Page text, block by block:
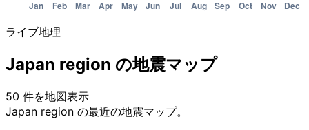
ライブ地理
Japan region の地震マップ
50 件を地図表示
Japan region の最近の地震マップ。